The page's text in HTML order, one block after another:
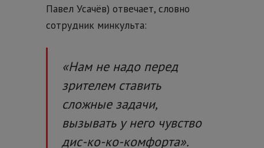
Павел Усачёв) отвечает, словно
сотрудник минкульта:
«Нам не надо перед
зрителем ставить
сложные задачи,
вызывать у него чувство
дис-ко-ко-комфорта».